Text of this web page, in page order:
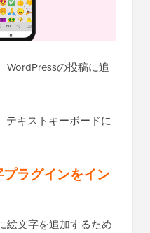
WordPressの投稿に追
テキストキーボードに
ラグインをイン
絵文字を追加するため